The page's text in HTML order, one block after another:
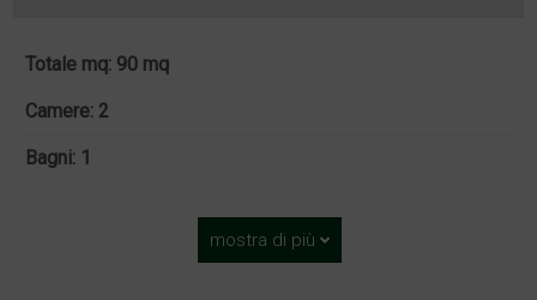
Totale mq: 90 mq
Camere: 2
Bagni: 1
mostra di più